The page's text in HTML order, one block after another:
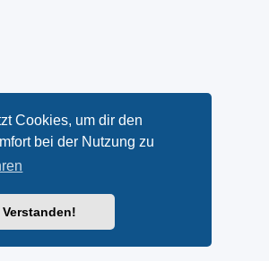
Cookies, um dir den
bei der Nutzung zu
Verstanden!